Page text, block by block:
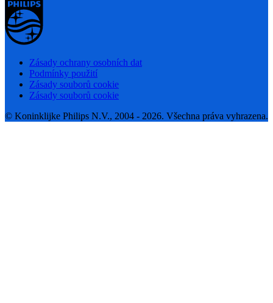
Zásady ochrany osobních dat
Podmínky použití
Zásady souborů cookie
Zásady souborů cookie
© Koninklijke Philips N.V., 2004 - 2026. Všechna práva vyhrazena.